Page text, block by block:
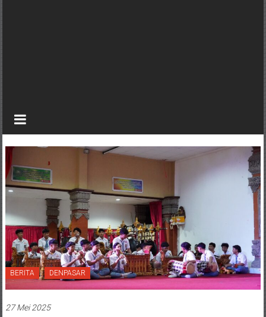
BERITA DENPASAR
27 Mei 2025